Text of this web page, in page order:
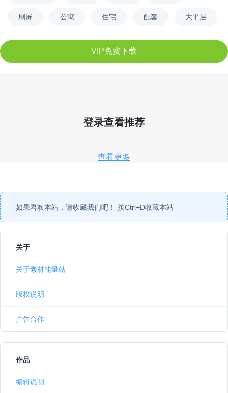
刷屏 公寓 住宅 配套 大平层
VIP免费下载
登录查看推荐
查看更多
如果喜欢本站，请收藏我们吧！ 按Ctrl+D收藏本站
关于
关于素材能量站
版权说明
广告合作
作品
编辑说明